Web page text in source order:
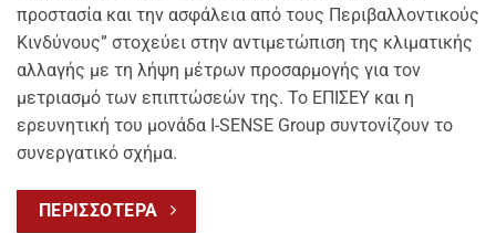
προστασία και την ασφάλεια από τους Περιβαλλοντικούς
Κινδύνους” στοχεύει στην αντιμετώπιση της κλιματικής
αλλαγής με τη λήψη μέτρων προσαρμογής για τον
μετριασμό των επιπτώσεών της. Το ΕΠΙΣΕΥ και η
ερευνητική του μονάδα I-SENSE Group συντονίζουν το
συνεργατικό σχήμα.
ΠΕΡΙΣΣΟΤΕΡΑ